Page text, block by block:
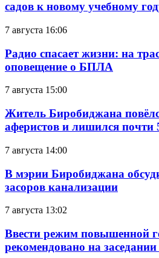
садов к новому учебному
7 августа 16:06
Радио спасает жизни: на
оповещение о БПЛА
7 августа 15:00
Житель Биробиджана
аферистов и лишился почти
7 августа 14:00
В мэрии Биробиджана
засоров канализации
7 августа 13:02
Ввести режим повышенной
рекомендовано на